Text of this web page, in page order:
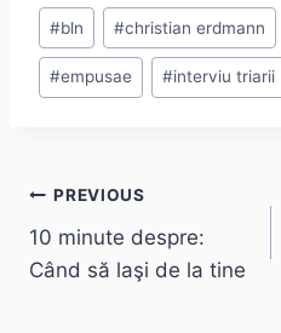
Post
Tags:
#bln #christian erdmann
#empusae #interviu triarii
Post
navigation
PREVIOUS
10 minute despre:
Când să laşi de la tine